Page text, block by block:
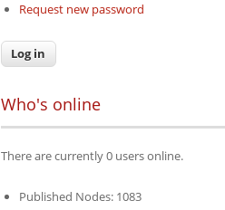
Request new password
Who's online
There are currently 0 users online.
Published Nodes: 1083